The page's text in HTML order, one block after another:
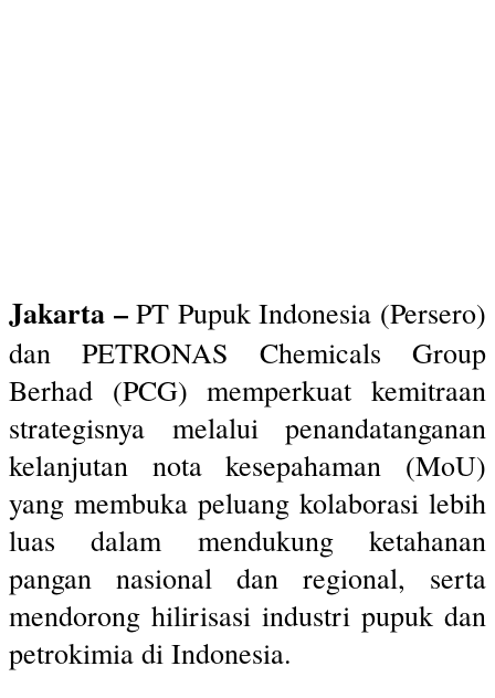
Jakarta –PT Pupuk Indonesia (Persero)
dan PETRONAS Chemicals Group
Berhad (PCG) memperkuat kemitraan
strategisnya melalui penandatanganan
kelanjutan nota kesepahaman (MoU)
yang membuka peluang kolaborasi lebih
luas dalam mendukung ketahanan
pangan nasional dan regional, serta
mendorong hilirisasi industri pupuk dan
petrokimia di Indonesia.